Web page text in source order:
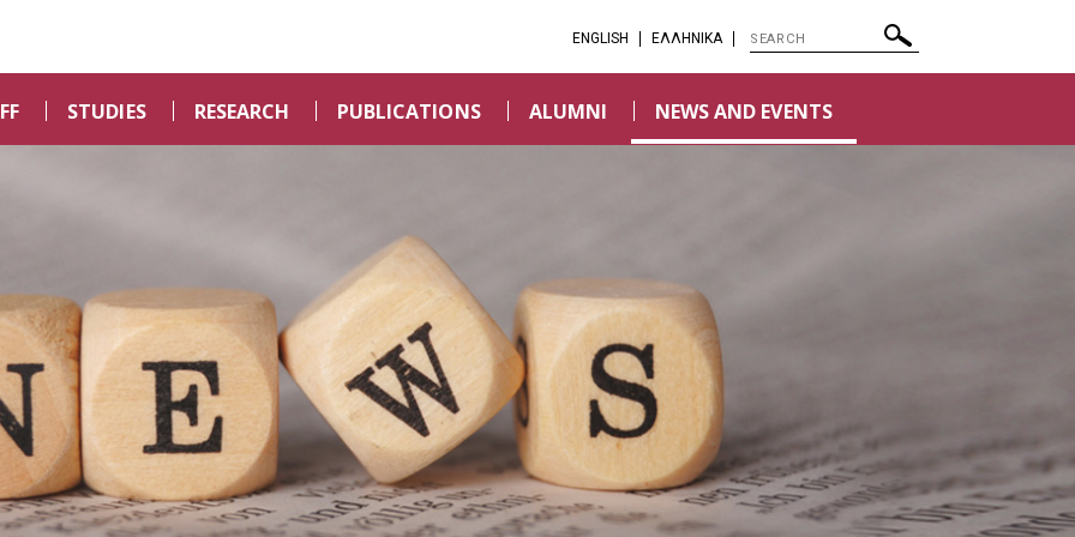
ENGLISH EΛΛΗΝΙΚΑ
STUDIES RESEARCH PUBLICATIONS ALUMNI NEWS AND EVENTS